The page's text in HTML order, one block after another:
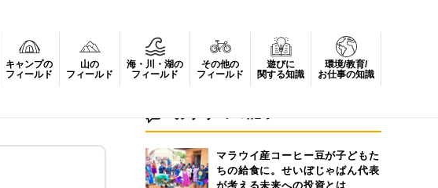
キャンプの
フィールド
山の
フィールド
海・川・湖の
フィールド
その他の
フィールド
遊びに
関する知識
環境/教育/
お仕事の知識
マラウイ産コーヒー豆が子どもた
ちの給食に。せいぼじゃぱん代表
が考える未来への投資とは